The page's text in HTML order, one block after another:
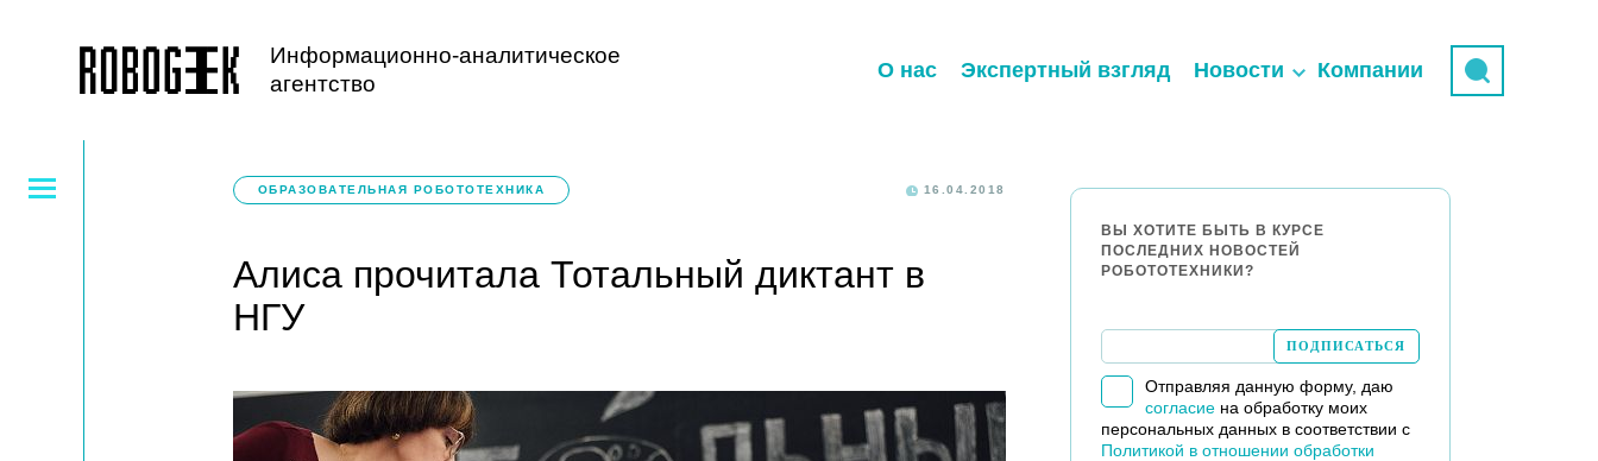
Информационно-аналитическое
агентство
О нас Экспертный взгляд Новости Компании
ОБРАЗОВАТЕЛЬНАЯ РОБОТОТЕХНИКА 16.04.2018
Алиса прочитала Тотальный диктант в
НГУ
ВЫ ХОТИТЕ БЫТЬ В КУРСЕ
ПОСЛЕДНИХ НОВОСТЕЙ
РОБОТОТЕХНИКИ?
Отправляя данную форму, даю
согласиена обработку моих
персональных данных в соответствии с
Политикой в отношении обработки